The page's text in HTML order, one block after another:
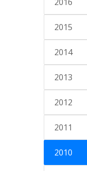
2015
2014
2013
2012
2011
2010